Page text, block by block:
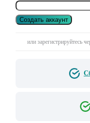
Создать аккаунт
или зарегистрируйтесь